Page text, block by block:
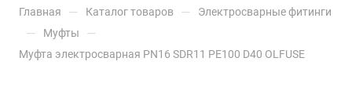
Главная — Каталог товаров — Электросварные фитинги
— Муфты —
Муфта электросварная PN16 SDR11 PE100 D40 OLFUSE